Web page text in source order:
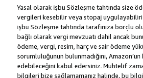
Yasal olarak işbu Sözleşme tahtında size
vergileri kesebilir veya stopaj
işbu Sözleşme tahtında tarafınıza borçlu
bağlı olarak vergi mevzuatı dahil ancak
ödeme, vergi, resim, harç ve sair ödeme
sorumluluğunun bulunmadığını,
edebileceğini kabul edersiniz. Muhtelif
bilgileri bize sağlamamanız halinde, bu